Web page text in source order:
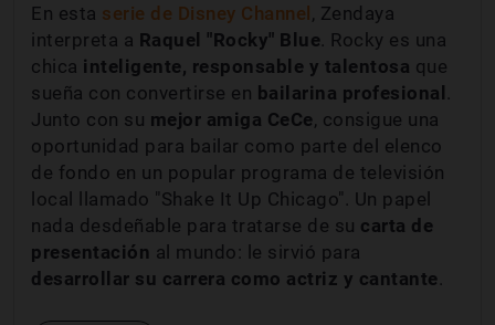
En esta serie de Disney Channel, Zendaya
interpreta a Raquel "Rocky" Blue . Rocky es una
chica inteligente, responsable y talentosa que
sueña con convertirse en bailarina profesional
Junto con su mejor amiga CeCe, consigue una
oportunidad para bailar como parte del elenco
de fondo en un popular programa de televisión
local llamado "Shake It Up Chicago". Un papel
nada desdeñable para tratarse de su carta de
presentación al mundo: le sirvió para
desarrollar su carrera como actriz y cantante